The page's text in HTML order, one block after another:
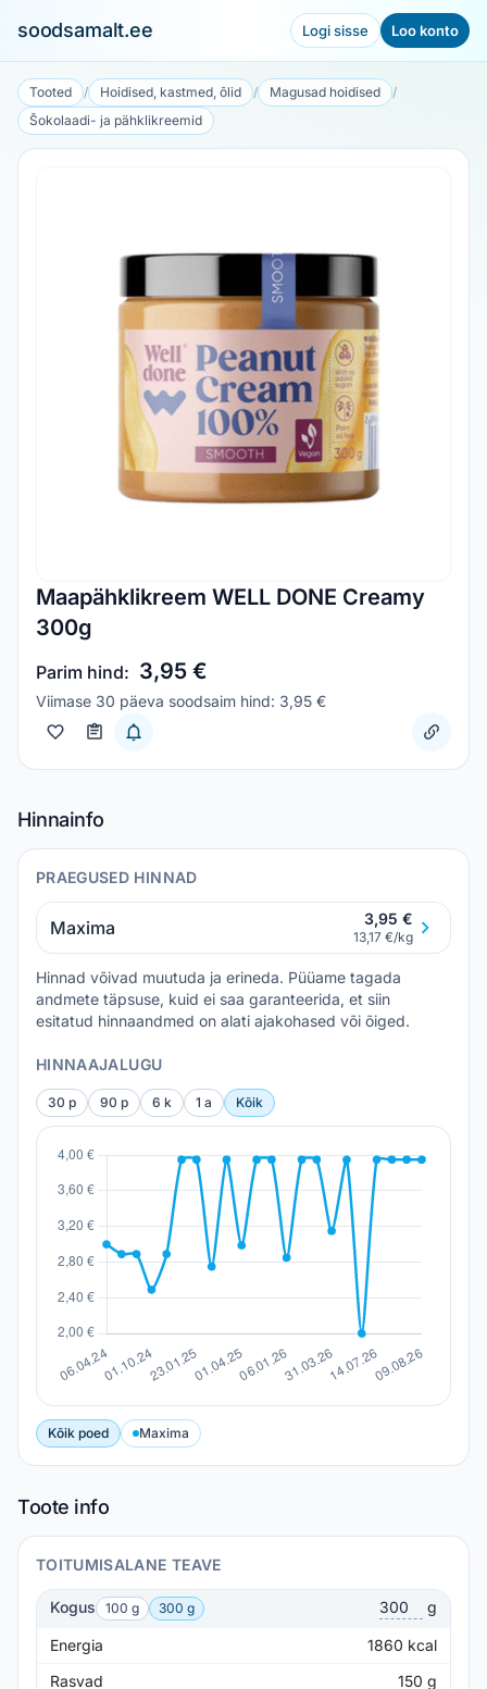
soodsamalt.ee Logi sisse Loo konto
Tooted / Hoidised, kastmed, õlid / Magusad hoidised
/
Šokolaadi- ja pähklikreemid
Maapähklikreem WELL DONE Creamy
300g
Parim hind: 3,95 €
Viimase 30 päeva soodsaim hind: 3,95 €
Hinnainfo
PRAEGUSED HINNAD
Maxima 3,95 €
13,17 €/kg
Hinnad võivad muutuda ja erineda. Püüame tagada
andmete täpsuse, kuid ei saa garanteerida, et siin
esitatud hinnaandmed on alati ajakohased või õiged.
HINNAAJALUGU
30 p 90 p 6 k 1 a Kõik
Kõik poed Maxima
Toote info
TOITUMISALANE TEAVE
Kogus 100 g 300 g g
Energia 1860 kcal
Rasvad
150 g